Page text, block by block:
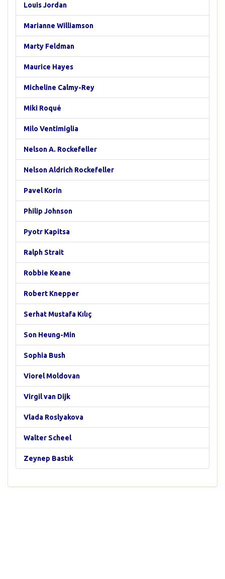
Louis Jordan
Marianne Williamson
Marty Feldman
Maurice Hayes
Micheline Calmy-Rey
Miki Roqué
Milo Ventimiglia
Nelson A. Rockefeller
Nelson Aldrich Rockefeller
Pavel Korin
Philip Johnson
Pyotr Kapitsa
Ralph Strait
Robbie Keane
Robert Knepper
Serhat Mustafa Kılıç
Son Heung-Min
Sophia Bush
Viorel Moldovan
Virgil van Dijk
Vlada Roslyakova
Walter Scheel
Zeynep Bastık